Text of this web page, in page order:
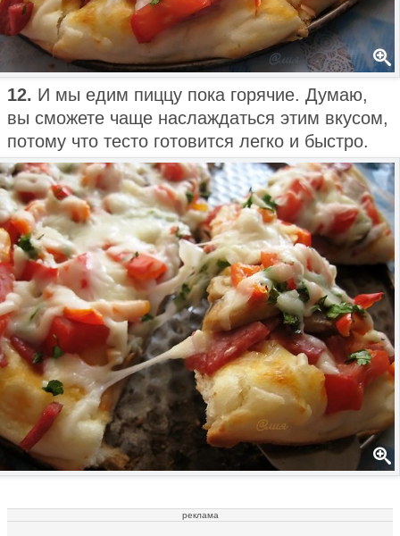
12. И мы едим пиццу пока горячие. Думаю,
вы сможете чаще наслаждаться этим вкусом,
потому что тесто готовится легко и быстро.
реклама